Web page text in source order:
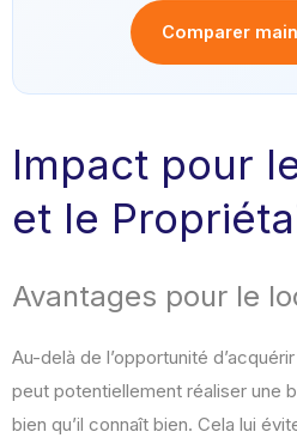
Comparer
Impact pour
et le
Avantages pour le
Au-delà de l’opportunité
peut potentiellement réaliser une
bien qu’il connaît bien. Cela lui